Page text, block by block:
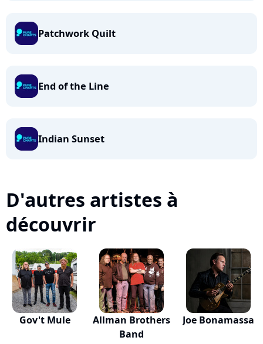
Patchwork Quilt
End of the Line
Indian Sunset
D'autres artistes à
découvrir
Gov't Mule
Allman Brothers
Band
Joe Bonamassa